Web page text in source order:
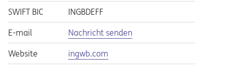
SWIFT BIC INGBDEFF
E-mail Nachricht senden
Website Opens in a new tab
ingwb.com